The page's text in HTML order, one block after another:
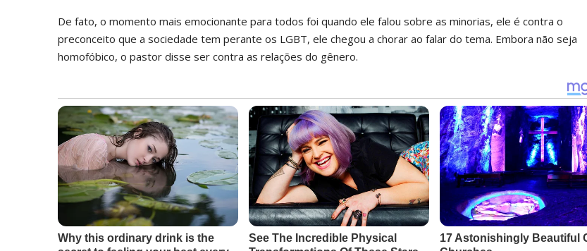
De fato, o momento mais emocionante para todos foi quando ele falou sobre as minorias, ele é contra o
preconceito que a sociedade tem perante os LGBT, ele chegou a chorar ao falar do tema. Embora não seja
homofóbico, o pastor disse ser contra as relações do gênero.